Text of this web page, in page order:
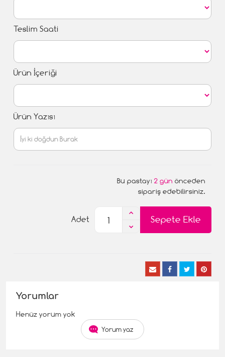
Teslim Saati
Ürün İçeriği
Ürün Yazısı
Bu pastayı 2 gün önceden
sipariş edebilirsiniz.
Sepete Ekle
Adet
Yorumlar
Henüz yorum yok
Yorum yaz